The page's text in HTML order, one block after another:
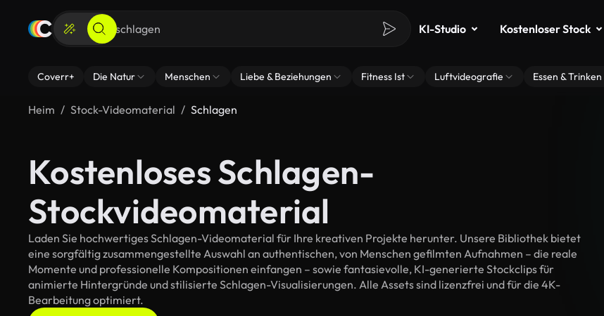
KI-Studio Kostenloser Stock
Coverr+ Die Natur Menschen Liebe & Beziehungen Fitness Ist Luftvideografie Essen & Trinken
Heim Stock-Videomaterial Schlagen
Kostenloses Schlagen-
Stockvideomaterial
Laden Sie hochwertiges Schlagen-Videomaterial für Ihre kreativen Projekte herunter. Unsere Bibliothek bietet
eine sorgfältig zusammengestellte Auswahl an authentischen, von Menschen gefilmten Aufnahmen – die reale
Momente und professionelle Kompositionen einfangen – sowie fantasievolle, KI-generierte Stockclips für
animierte Hintergründe und stilisierte Schlagen-Visualisierungen. Alle Assets sind lizenzfrei und für die 4K-
Bearbeitung optimiert.